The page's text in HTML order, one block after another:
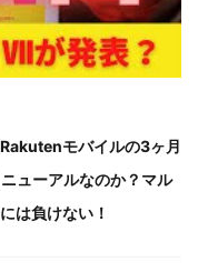
モバイルの3ヶ月
ューアルなのか？マル
は負けない！